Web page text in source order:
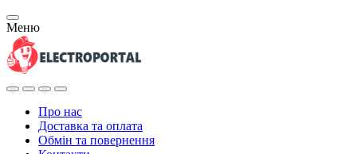
Меню
Про нас
Доставка та оплата
Обмін та повернення